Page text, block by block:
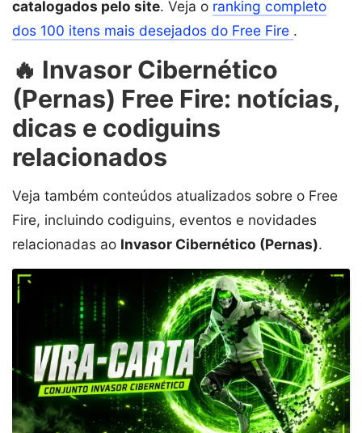
catalogados pelo site. Veja o ranking completo
dos 100 itens mais desejados do Free Fire .
🔥 Invasor Cibernético
(Pernas) Free Fire: notícias,
dicas e codiguins
relacionados
Veja também conteúdos atualizados sobre o Free
Fire, incluindo codiguins, eventos e novidades
relacionadas ao Invasor Cibernético (Pernas).